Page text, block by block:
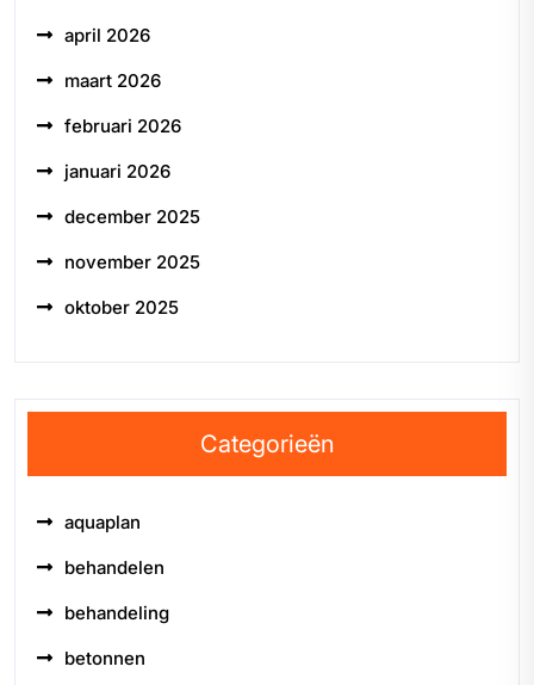
april 2026
maart 2026
februari 2026
januari 2026
december 2025
november 2025
oktober 2025
Categorieën
aquaplan
behandelen
behandeling
betonnen